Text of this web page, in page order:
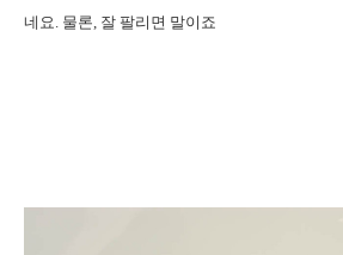
네요. 물론, 잘 팔리면 말이죠